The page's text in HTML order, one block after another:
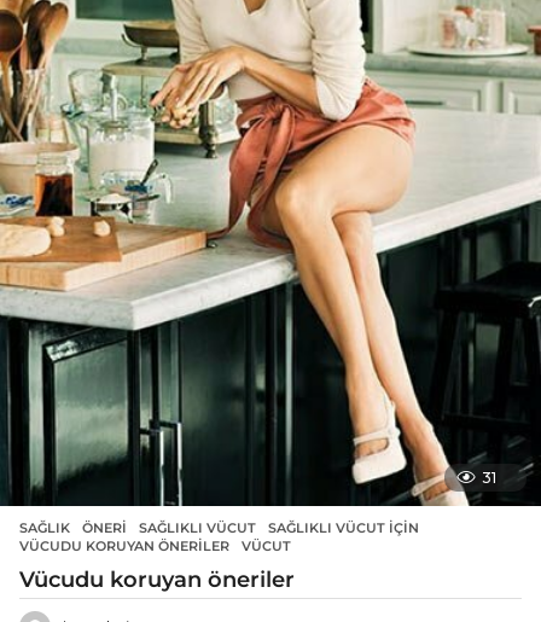
31
SAĞLIK ÖNERI ,SAĞLIKLI VÜCUT ,SAĞLIKLI VÜCUT IÇIN
VÜCUDU KORUYAN ÖNERILER
,VÜCUT
Vücudu koruyan öneriler